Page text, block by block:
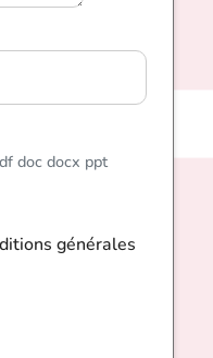
doc docx ppt
générales